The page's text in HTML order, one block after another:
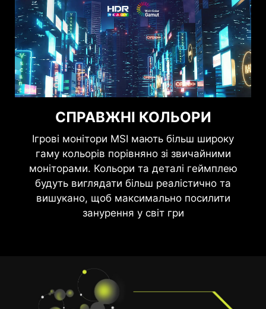
СПРАВЖНІ КОЛЬОРИ
Ігрові монітори MSI мають більш широку
гаму кольорів порівняно зі звичайними
моніторами. Кольори та деталі геймплею
будуть виглядати більш реалістично та
вишукано, щоб максимально посилити
занурення у світ гри